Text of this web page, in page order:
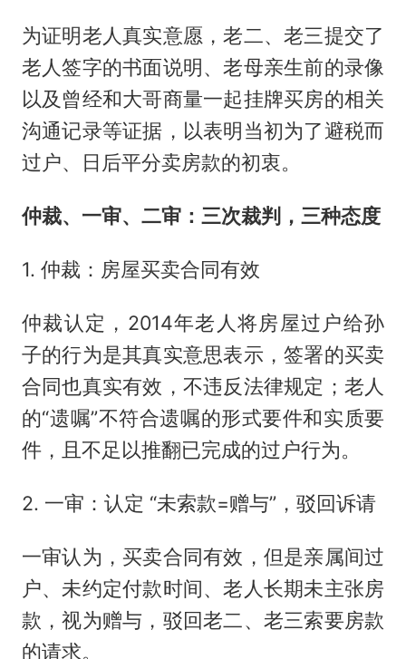
为证明老人真实意愿，老二、老三提交了
老人签字的书面说明、老母亲生前的录像
以及曾经和大哥商量一起挂牌买房的相关
沟通记录等证据，以表明当初为了避税而
过户、日后平分卖房款的初衷。
仲裁、一审、二审：三次裁判，三种态度
1. 仲裁：房屋买卖合同有效
仲裁认定，2014年老人将房屋过户给孙
子的行为是其真实意思表示，签署的买卖
合同也真实有效，不违反法律规定；老人
的“遗嘱”不符合遗嘱的形式要件和实质要
件，且不足以推翻已完成的过户行为。
2. 一审：认定 “未索款=赠与”，驳回诉请
一审认为，买卖合同有效，但是亲属间过
户、未约定付款时间、老人长期未主张房
款，视为赠与，驳回老二、老三索要房款
的请求。